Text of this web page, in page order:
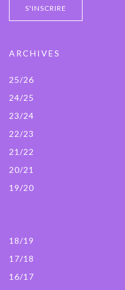
ARCHIVES
25/26
24/25
23/24
22/23
21/22
20/21
19/20
18/19
17/18
16/17